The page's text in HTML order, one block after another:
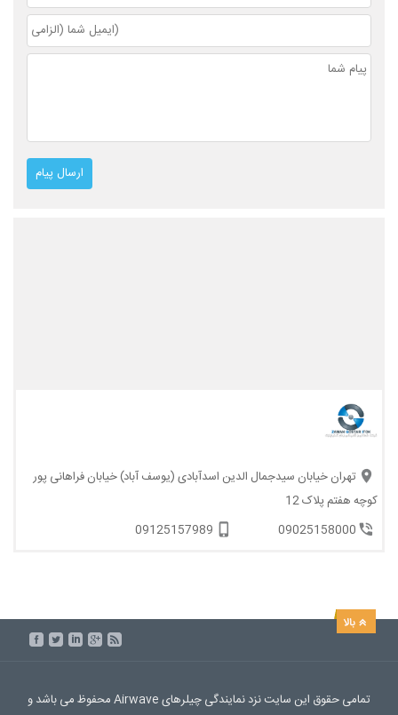
تهران خیابان سیدجمال الدین اسدآبادی (یوسف آباد) خیابان فراهانی پور
کوچه هفتم پلاک 12
09025158000
09125157989
تمامی حقوق این سایت نزد نمایندگی چیلرهای Airwave محفوظ می باشد و